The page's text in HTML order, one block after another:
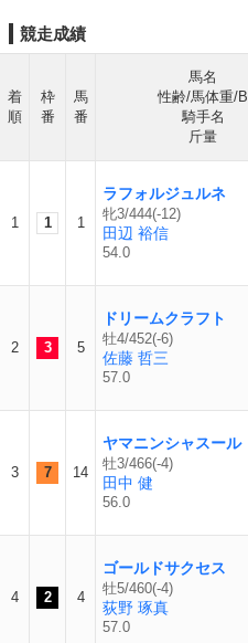
競走成績
着
順
枠
番
馬
番
馬名
性齢/馬体重/B
騎手名
斤量
1 1 1
ラフォルジュルネ
牝3/444(-12)
田辺 裕信
54.0
2 3 5
ドリームクラフト
牡4/452(-6)
佐藤 哲三
57.0
3 7 14
ヤマニンシャスール
牡3/466(-4)
田中 健
56.0
4 2 4
ゴールドサクセス
牡5/460(-4)
荻野 琢真
57.0